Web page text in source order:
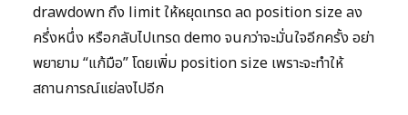
drawdown ถึง limit ให้หยุดเทรด ลด position size ลง
ครึ่งหนึ่ง หรือกลับไปเทรด demo จนกว่าจะมั่นใจอีกครั้ง อย่า
พยายาม “แก้มือ” โดยเพิ่ม position size เพราะจะทำให้
สถานการณ์แย่ลงไปอีก